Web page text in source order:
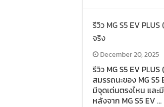
รีวิว MG S5 EV
จริง
December 20, 2025
รีวิว MG S5 EV
สมรรถนะของ MG
มีจุดเด่นตรงไหน แล
หลังจาก MG S5 EV …